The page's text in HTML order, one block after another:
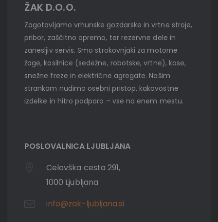
ŽAK D.O.O.
Zagotavljamo vrhunske gozdarske in vrtne stroje,
pribor, zaščitno opremo, ter rezervne dele in
zanesljiv servis. Smo strokovnjaki za motorne
žage, kosilnice (sedežne, robotske, vrtne), kose,
snežne freze in električne agregate. Našim
strankam nudimo osebni pristop, kakovostne
izdelke in hitro podporo – vse na enem mestu.
POSLOVALNICA LJUBLJANA
Celovška cesta 291,
1000 Ljubljana
info@zak-ljubljana.si